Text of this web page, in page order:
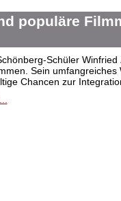
populäre
Schüler
Sein
Chancen zur